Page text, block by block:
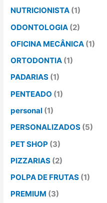
NUTRICIONISTA (1)
ODONTOLOGIA (2)
OFICINA MECÂNICA (1)
ORTODONTIA (1)
PADARIAS (1)
PENTEADO (1)
personal (1)
PERSONALIZADOS (5)
PET SHOP (3)
PIZZARIAS (2)
POLPA DE FRUTAS (1)
PREMIUM (3)